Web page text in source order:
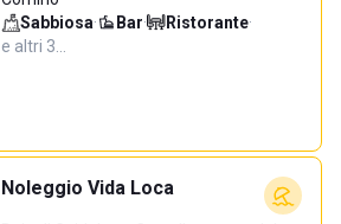
Sabbiosa· Bar· Ristorante·
e altri 3…
Noleggio Vida Loca